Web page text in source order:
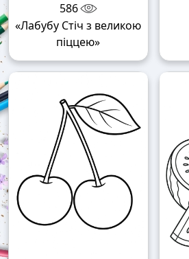
586
«Лабубу Стіч з великою
піццею»